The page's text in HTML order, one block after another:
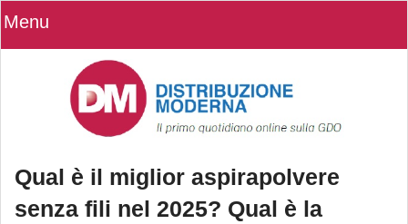
Menu
Qual è il miglior aspirapolvere
senza fili nel 2025? Qual è la